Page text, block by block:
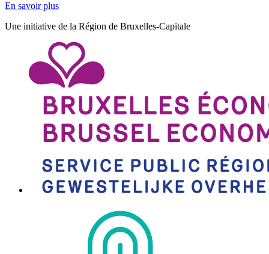
En savoir plus
Une initiative de la Région de Bruxelles-Capitale